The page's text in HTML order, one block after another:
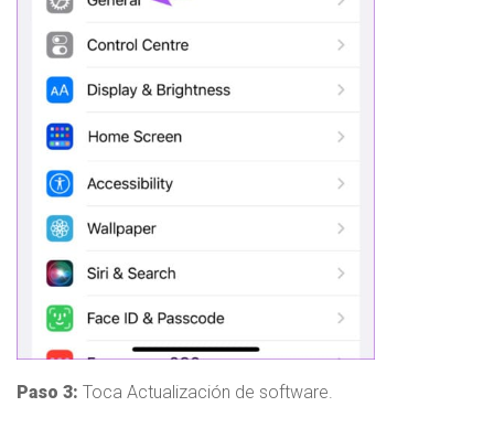
Paso 3: Toca Actualización de software.